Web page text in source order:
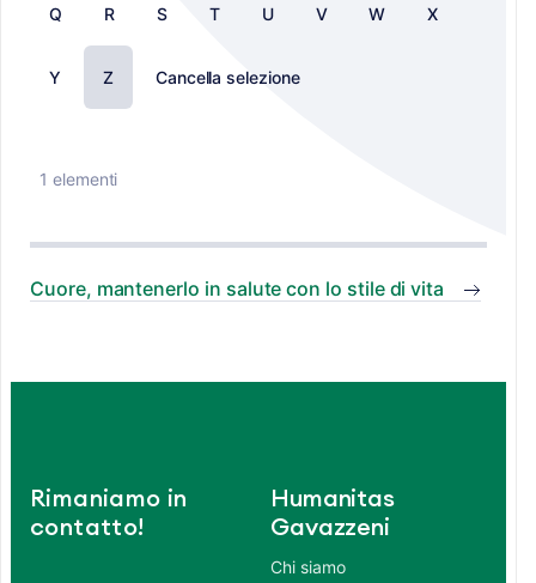
Q R S T U V W X
Y Z Cancella selezione
1 elementi
Cuore, mantenerlo in salute con lo stile di vita
Rimaniamo in
contatto!
Humanitas
Gavazzeni
Chi siamo